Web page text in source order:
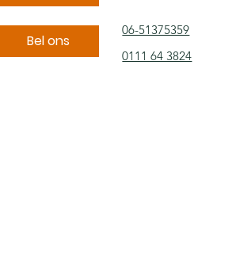
Bel ons
0111 64 3824
06-51375359